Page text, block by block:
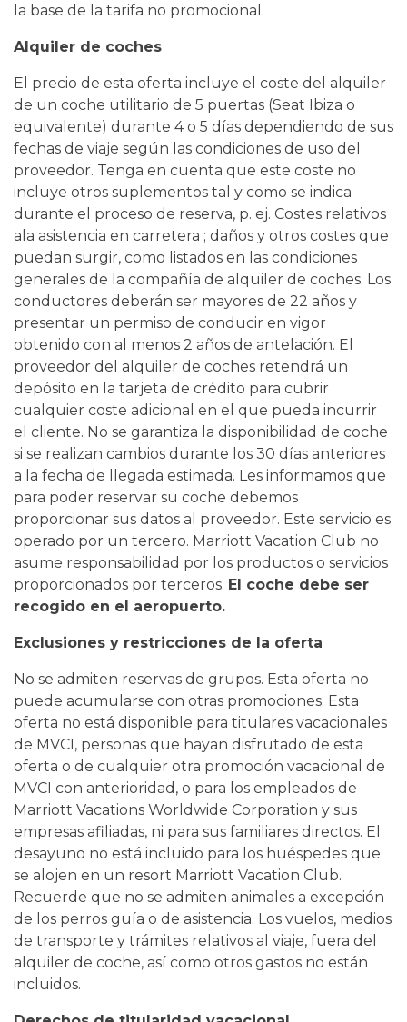
la base de la tarifa no promocional.
Alquiler de coches
El precio de esta oferta incluye el coste del alquiler
de un coche utilitario de 5 puertas (Seat Ibiza o
equivalente) durante 4 o 5 días dependiendo de sus
fechas de viaje según las condiciones de uso del
proveedor. Tenga en cuenta que este coste no
incluye otros suplementos tal y como se indica
durante el proceso de reserva, p. ej. Costes relativos
ala asistencia en carretera ; daños y otros costes que
puedan surgir, como listados en las condiciones
generales de la compañía de alquiler de coches. Los
conductores deberán ser mayores de 22 años y
presentar un permiso de conducir en vigor
obtenido con al menos 2 años de antelación. El
proveedor del alquiler de coches retendrá un
depósito en la tarjeta de crédito para cubrir
cualquier coste adicional en el que pueda incurrir
el cliente. No se garantiza la disponibilidad de coche
si se realizan cambios durante los 30 días anteriores
a la fecha de llegada estimada. Les informamos que
para poder reservar su coche debemos
proporcionar sus datos al proveedor. Este servicio es
operado por un tercero. Marriott Vacation Club no
asume responsabilidad por los productos o servicios
proporcionados por terceros. El coche debe ser
recogido en el aeropuerto.
Exclusiones y restricciones de la oferta
No se admiten reservas de grupos. Esta oferta no
puede acumularse con otras promociones. Esta
oferta no está disponible para titulares vacacionales
de MVCI, personas que hayan disfrutado de esta
oferta o de cualquier otra promoción vacacional de
MVCI con anterioridad, o para los empleados de
Marriott Vacations Worldwide Corporation y sus
empresas afiliadas, ni para sus familiares directos. El
desayuno no está incluido para los huéspedes que
se alojen en un resort Marriott Vacation Club.
Recuerde que no se admiten animales a excepción
de los perros guía o de asistencia. Los vuelos, medios
de transporte y trámites relativos al viaje, fuera del
alquiler de coche, así como otros gastos no están
incluidos.